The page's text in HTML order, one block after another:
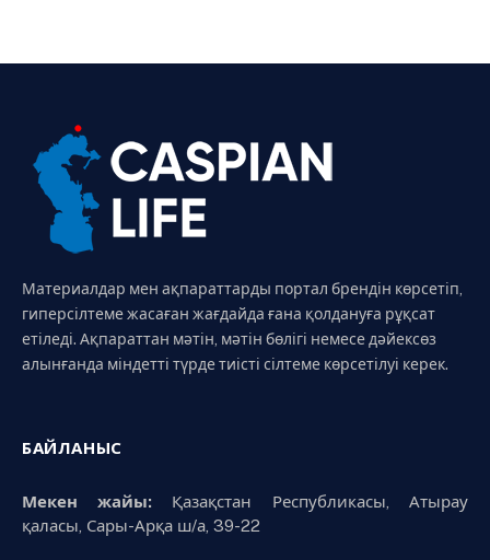
Материалдар мен ақпараттарды портал брендін көрсетіп,
гиперсілтеме жасаған жағдайда ғана қолдануға рұқсат
етіледі. Ақпараттан мәтін, мәтін бөлігі немесе дәйексөз
алынғанда міндетті түрде тиісті сілтеме көрсетілуі керек.
БАЙЛАНЫС
Мекен жайы:Қазақстан Республикасы, Атырау
қаласы, Сары-Арқа ш/а, 39-22